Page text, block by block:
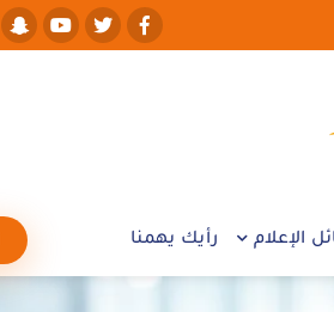
الإعلام رأيك يهمنا